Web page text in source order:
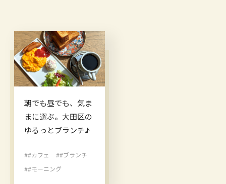
朝でも昼でも、気ま
まに選ぶ。大田区の
ゆるっとブランチ♪
##カフェ
##ブランチ
##モーニング